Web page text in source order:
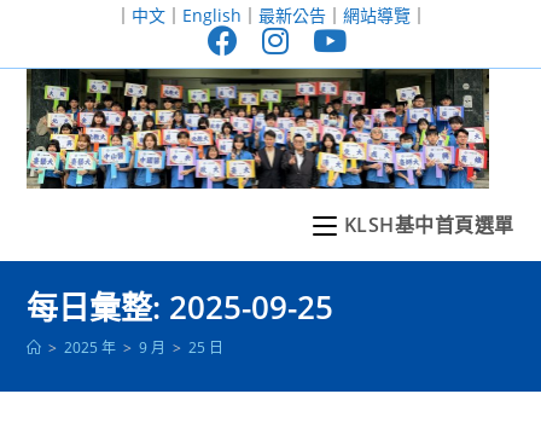
至
｜ 中文｜ English ｜ 最新公告｜ 網站導覽｜
KLSH基中首頁選單
每日彙整: 2025-09-25
> 2025 年 > 9 月 > 25 日